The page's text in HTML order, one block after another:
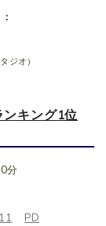
ジオ）
キング1位
分
PD